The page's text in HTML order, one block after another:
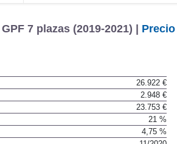
7 plazas (2019-2021) |
26.922 €
2.948 €
23.753 €
21 %
4,75 %